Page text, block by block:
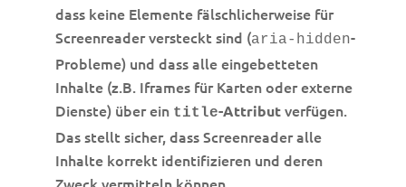
dass keine Elemente fälschlicherweise für
Screenreader versteckt sind (aria-hidden-
Probleme) und dass alle eingebetteten
Inhalte (z.B. Iframes für Karten oder externe
Dienste) über ein title-Attributverfügen.
Das stellt sicher, dass Screenreader alle
Inhalte korrekt identifizieren und deren